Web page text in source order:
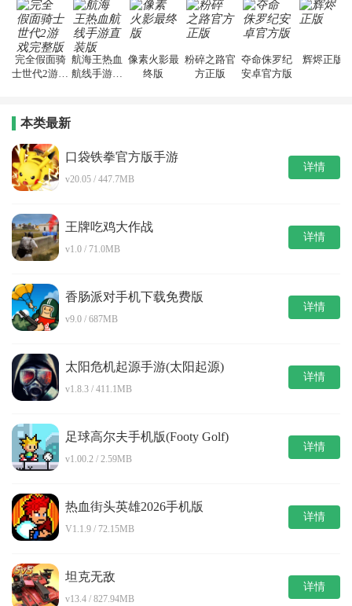
完全假面骑
士世代2游戏
航海王热血
航线手游直
像素火影最
终版
粉碎之路官
方正版
夺命侏罗纪
安卓官方版
辉烬正版
本类最新
口袋铁拳官方版手游
v20.05 / 447.7MB
详情
王牌吃鸡大作战
v1.0 / 71.0MB
详情
香肠派对手机下载免费版
v9.0 / 687MB
详情
太阳危机起源手游(太阳起源)
v1.8.3 / 411.1MB
详情
足球高尔夫手机版(Footy Golf)
v1.00.2 / 2.59MB
详情
热血街头英雄2026手机版
V1.1.9 / 72.15MB
详情
坦克无敌
v13.4 / 827.94MB
详情